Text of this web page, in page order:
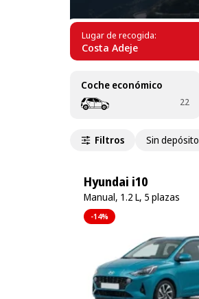
Lugar de recogida:
Costa Adeje
Coche económico
22
Filtros Sin depósito
Hyundai i10
Manual, 1.2 L, 5 plazas
-14%